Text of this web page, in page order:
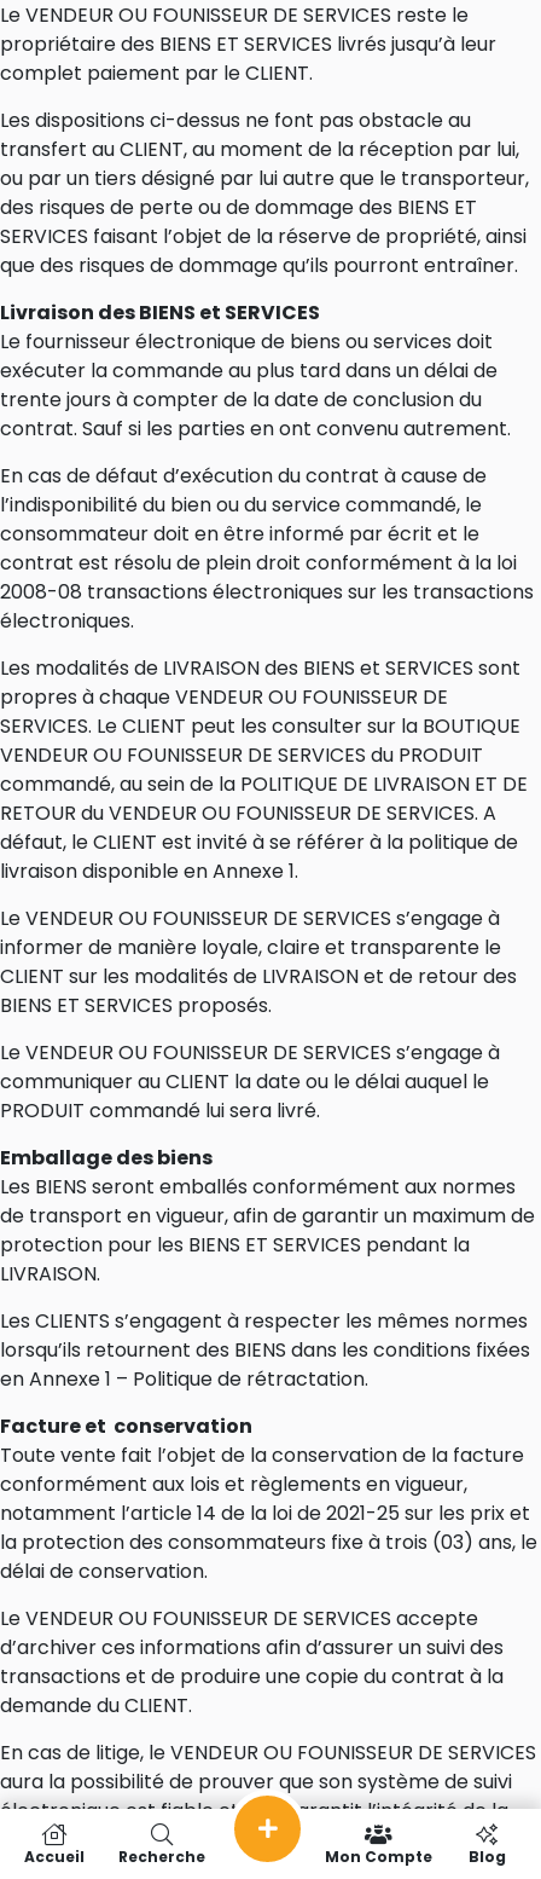
Le VENDEUR OU FOUNISSEUR DE SERVICES reste le
propriétaire des BIENS ET SERVICES livrés jusqu’à leur
complet paiement par le CLIENT.
Les dispositions ci-dessus ne font pas obstacle au
transfert au CLIENT, au moment de la réception par lui,
ou par un tiers désigné par lui autre que le transporteur,
des risques de perte ou de dommage des BIENS ET
SERVICES faisant l’objet de la réserve de propriété, ainsi
que des risques de dommage qu’ils pourront entraîner.
Livraison des BIENS et SERVICES
Le fournisseur électronique de biens ou services doit
exécuter la commande au plus tard dans un délai de
trente jours à compter de la date de conclusion du
contrat. Sauf si les parties en ont convenu autrement.
En cas de défaut d’exécution du contrat à cause de
l’indisponibilité du bien ou du service commandé, le
consommateur doit en être informé par écrit et le
contrat est résolu de plein droit conformément à la loi
2008-08 transactions électroniques sur les transactions
électroniques.
Les modalités de LIVRAISON des BIENS et SERVICES sont
propres à chaque VENDEUR OU FOUNISSEUR DE
SERVICES. Le CLIENT peut les consulter sur la BOUTIQUE
VENDEUR OU FOUNISSEUR DE SERVICES du PRODUIT
commandé, au sein de la POLITIQUE DE LIVRAISON ET DE
RETOUR du VENDEUR OU FOUNISSEUR DE SERVICES. A
défaut, le CLIENT est invité à se référer à la politique de
livraison disponible en Annexe 1.
Le VENDEUR OU FOUNISSEUR DE SERVICES s’engage à
informer de manière loyale, claire et transparente le
CLIENT sur les modalités de LIVRAISON et de retour des
BIENS ET SERVICES proposés.
Le VENDEUR OU FOUNISSEUR DE SERVICES s’engage à
communiquer au CLIENT la date ou le délai auquel le
PRODUIT commandé lui sera livré.
Emballage des biens
Les BIENS seront emballés conformément aux normes
de transport en vigueur, afin de garantir un maximum de
protection pour les BIENS ET SERVICES pendant la
LIVRAISON.
Les CLIENTS s’engagent à respecter les mêmes normes
lorsqu’ils retournent des BIENS dans les conditions fixées
en Annexe 1 – Politique de rétractation.
Facture et conservation
Toute vente fait l’objet de la conservation de la facture
conformément aux lois et règlements en vigueur,
notamment l’article 14 de la loi de 2021-25 sur les prix et
la protection des consommateurs fixe à trois (03) ans, le
délai de conservation.
Le VENDEUR OU FOUNISSEUR DE SERVICES accepte
d’archiver ces informations afin d’assurer un suivi des
transactions et de produire une copie du contrat à la
demande du CLIENT.
En cas de litige, le VENDEUR OU FOUNISSEUR DE SERVICES
aura la possibilité de prouver que son système de suivi
électronique est fiable et qu’il garantit l’intégrité de la
transaction.
Accueil Recherche Mon Compte Blog